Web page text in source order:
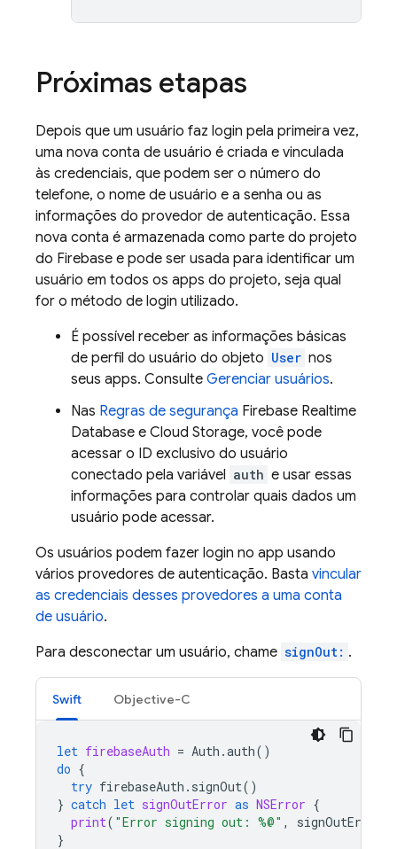
Próximas etapas
Depois que um usuário faz login pela primeira vez,
uma nova conta de usuário é criada e vinculada
às credenciais, que podem ser o número do
telefone, o nome de usuário e a senha ou as
informações do provedor de autenticação. Essa
nova conta é armazenada como parte do projeto
do Firebase e pode ser usada para identificar um
usuário em todos os apps do projeto, seja qual
for o método de login utilizado.
É possível receber as informações básicas
de perfil do usuário do objeto User nos
seus apps. Consulte Gerenciar usuários.
Nas Regras de segurança Firebase Realtime
Database e Cloud Storage, você pode
acessar o ID exclusivo do usuário
conectado pela variável auth e usar essas
informações para controlar quais dados um
usuário pode acessar.
Os usuários podem fazer login no app usando
vários provedores de autenticação. Basta vincular
as credenciais desses provedores a uma conta
de usuário.
Para desconectar um usuário, chame signOut: .
Swift Objective-C
let firebaseAuth = Auth .auth()
do {
try firebaseAuth . signOut()
} catch let signOutError as NSError {
print( "Error signing out: %@" , signOutError
}